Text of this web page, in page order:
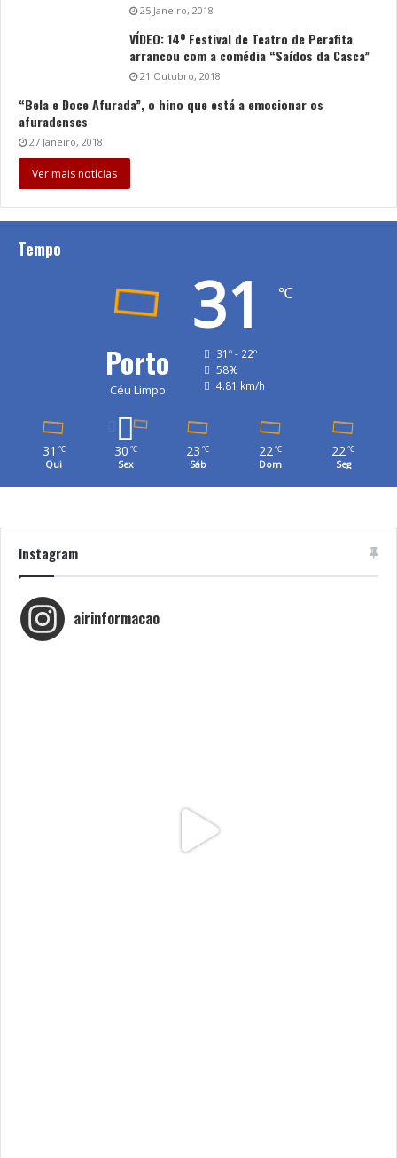
25 Janeiro, 2018
VÍDEO: 14º Festival de Teatro de Perafita
arrancou com a comédia “Saídos da Casca”
21 Outubro, 2018
“Bela e Doce Afurada”, o hino que está a emocionar os
afuradenses
27 Janeiro, 2018
Ver mais notícias
Tempo
Porto
Céu Limpo
31 ℃
31º - 22º
58%
4.81 km/h
31 ℃
Qui
30 ℃
Sex
23 ℃
Sáb
22℃
Dom
22℃
Seg
Instagram
airinformacao